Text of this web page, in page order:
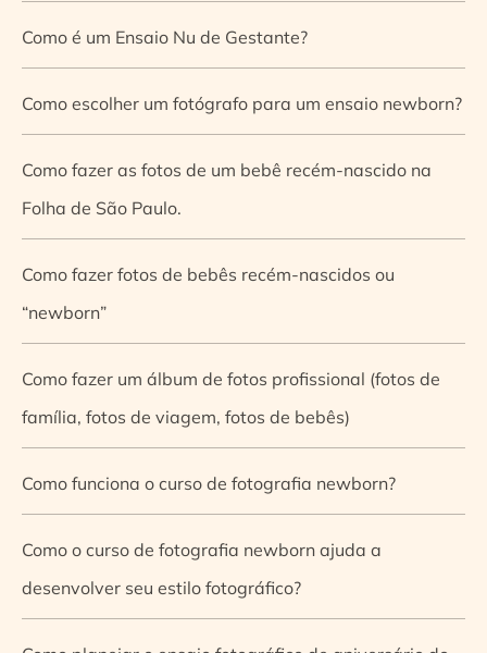
Como é um Ensaio Nu de Gestante?
Como escolher um fotógrafo para um ensaio newborn?
Como fazer as fotos de um bebê recém-nascido na
Folha de São Paulo.
Como fazer fotos de bebês recém-nascidos ou
“newborn”
Como fazer um álbum de fotos profissional (fotos de
família, fotos de viagem, fotos de bebês)
Como funciona o curso de fotografia newborn?
Como o curso de fotografia newborn ajuda a
desenvolver seu estilo fotográfico?